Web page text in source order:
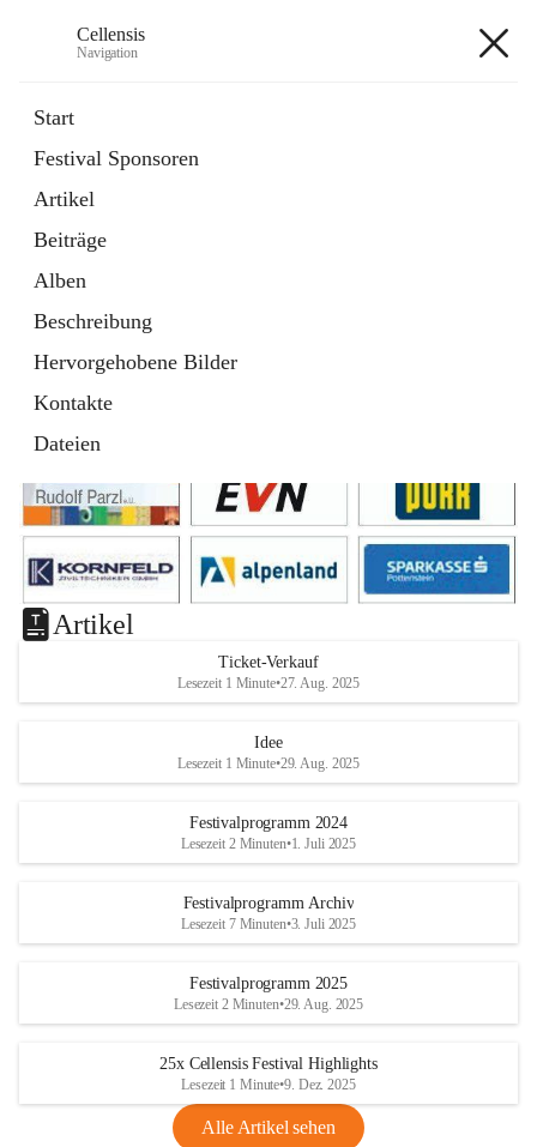
Cellensis
Navigation
Start
Festival Sponsoren
Artikel
Beiträge
Alben
Beschreibung
Hervorgehobene Bilder
Kontakte
Dateien
Festival Sponsoren
Artikel
Ticket-Verkauf
Lesezeit 1 Minute•27. Aug. 2025
Idee
Lesezeit 1 Minute•29. Aug. 2025
Festivalprogramm 2024
Lesezeit 2 Minuten•1. Juli 2025
Festivalprogramm Archiv
Lesezeit 7 Minuten•3. Juli 2025
Festivalprogramm 2025
Lesezeit 2 Minuten•29. Aug. 2025
25x Cellensis Festival Highlights
Lesezeit 1 Minute•9. Dez. 2025
Alle Artikel sehen